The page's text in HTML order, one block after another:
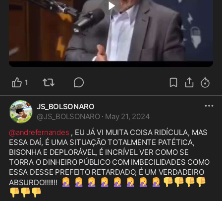
1
JS_BOLSONARO
@JS_BOLSONARO · May 21, 2024
@andrefernandes , EU JÁ VI MUITA COISA RIDÍCULA, MAS
ESSA DAÍ, É UMA SITUAÇÃO TOTALMENTE PATÉTICA,
BISONHA E DEPLORÁVEL, É INCRÍVEL VER COMO SE
TORRA O DINHEIRO PÚBLICO COM IMBECILIDADES COMO
ESSA DESSE PREFEITO RETARDADO, É UM VERDADEIRO
ABSURDO!!!!!!! 🤦‍♀️ 🤦‍♀️ 🤦‍♀️ 🤦‍♀️ 🤦‍♀️ 🤦‍♀️ 🤦‍♀️ 🤦‍♀️ 👎 👎 👎 👎
👎👎👎